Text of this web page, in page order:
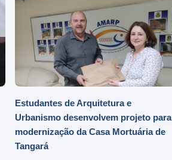
Estudantes de Arquitetura e
Urbanismo desenvolvem projeto para
modernização da Casa Mortuária de
Tangará